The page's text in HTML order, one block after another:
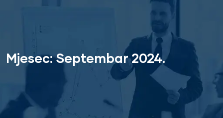
Mjesec:Septembar 2024.